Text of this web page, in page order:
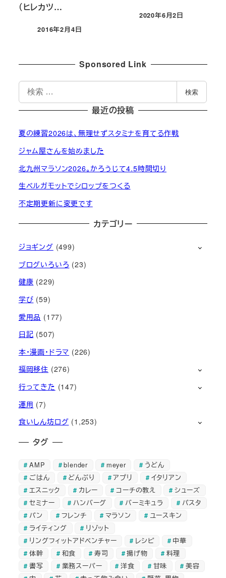
（ヒレカツ…
投稿日
2016年2月4日
投稿日
2020年6月2日
Sponsored Link
索
検索
最近の投稿
夏の練習2026は、無理せずスタミナを育てる作戦
ジャム屋さんを始めました
北九州マラソン2026。かろうじて4.5時間切り
生ベルガモットでシロップをつくる
不定期更新に変更です
カテゴリー
ジョギング (499)
ブログいろいろ (23)
健康 (229)
学び (59)
愛用品 (177)
日記 (507)
本・漫画・ドラマ (226)
福岡移住 (276)
行ってきた (147)
運用 (7)
食いしん坊ログ (1,253)
タグ
AMP blender meyer
うどん
ごはん
どんぶり アプリ
イタリアン
エスニック
カレー コーチの教え
シューズ
セミナー
ハンバーグ バーミキュラ
パスタ
パン
フレンチ マラソン
ユースキン
ライティング
リゾット
リングフィットアドベンチャー
レシピ
中華
体幹
和食 寿司 揚げ物
料理
書写
業務スーパー 洋食 甘味
美容